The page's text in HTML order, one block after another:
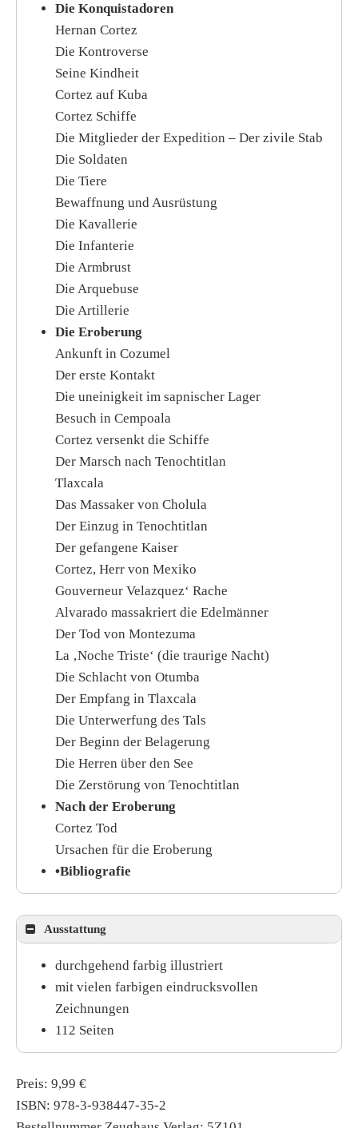
Die Konquistadoren
Hernan Cortez
Die Kontroverse
Seine Kindheit
Cortez auf Kuba
Cortez Schiffe
Die Mitglieder der Expedition – Der zivile Stab
Die Soldaten
Die Tiere
Bewaffnung und Ausrüstung
Die Kavallerie
Die Infanterie
Die Armbrust
Die Arquebuse
Die Artillerie
Die Eroberung
Ankunft in Cozumel
Der erste Kontakt
Die uneinigkeit im sapnischer Lager
Besuch in Cempoala
Cortez versenkt die Schiffe
Der Marsch nach Tenochtitlan
Tlaxcala
Das Massaker von Cholula
Der Einzug in Tenochtitlan
Der gefangene Kaiser
Cortez, Herr von Mexiko
Gouverneur Velazquez‘ Rache
Alvarado massakriert die Edelmänner
Der Tod von Montezuma
La ‚Noche Triste‘ (die traurige Nacht)
Die Schlacht von Otumba
Der Empfang in Tlaxcala
Die Unterwerfung des Tals
Der Beginn der Belagerung
Die Herren über den See
Die Zerstörung von Tenochtitlan
Nach der Eroberung
Cortez Tod
Ursachen für die Eroberung
•Bibliografie
Ausstattung
durchgehend farbig illustriert
mit vielen farbigen eindrucksvollen
Zeichnungen
112 Seiten
Preis: 9,99 €
ISBN: 978-3-938447-35-2